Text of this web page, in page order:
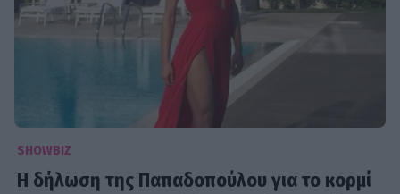
SHOWBIZ
Η δήλωση της Παπαδοπούλου για το κορμί